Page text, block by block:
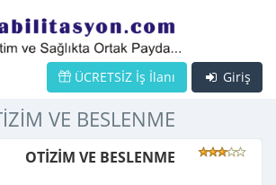
Giriş
ÜCRETSİZ İş İlanı
VE BESLENME
OTİZİM VE BESLENME